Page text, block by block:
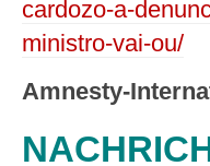
cardozo-a-
ministro-vai-ou/
Amnesty-